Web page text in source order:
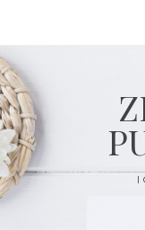
content